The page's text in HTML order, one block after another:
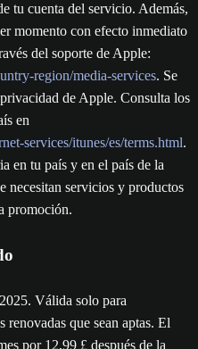
tu cuenta del servicio. Además,
momento con efecto inmediato
del soporte de Apple:
region/media-services. Se
de Apple. Consulta los
en
services/itunes/es/terms.html.
en tu país y en el país de la
necesitan servicios y productos
promoción.
Válida solo para
renovadas que sean aptas. El
por 12,99 £ después de la